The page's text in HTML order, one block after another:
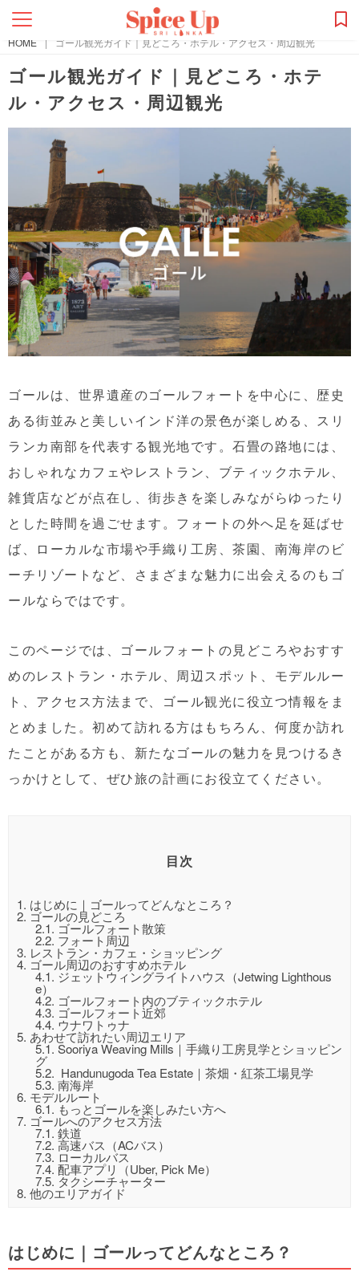
HOME | ゴール観光ガイド｜見どころ・ホテル・アクセス・周辺観光
ゴール観光ガイド｜見どころ・ホテ
ル・アクセス・周辺観光
ゴールは、世界遺産のゴールフォートを中心に、歴史
ある街並みと美しいインド洋の景色が楽しめる、スリ
ランカ南部を代表する観光地です。石畳の路地には、
おしゃれなカフェやレストラン、ブティックホテル、
雑貨店などが点在し、街歩きを楽しみながらゆったり
とした時間を過ごせます。フォートの外へ足を延ばせ
ば、ローカルな市場や手織り工房、茶園、南海岸のビ
ーチリゾートなど、さまざまな魅力に出会えるのもゴ
ールならではです。
このページでは、ゴールフォートの見どころやおすす
めのレストラン・ホテル、周辺スポット、モデルルー
ト、アクセス方法まで、ゴール観光に役立つ情報をま
とめました。初めて訪れる方はもちろん、何度か訪れ
たことがある方も、新たなゴールの魅力を見つけるき
っかけとして、ぜひ旅の計画にお役立てください。
目次
1. はじめに｜ゴールってどんなところ？
2. ゴールの見どころ
2.1. ゴールフォート散策
2.2. フォート周辺
3. レストラン・カフェ・ショッピング
4. ゴール周辺のおすすめホテル
4.1. ジェットウィングライトハウス（Jetwing Lighthous
e）
4.2. ゴールフォート内のブティックホテル
4.3. ゴールフォート近郊
4.4. ウナワトゥナ
5. あわせて訪れたい周辺エリア
5.1. Sooriya Weaving Mills｜手織り工房見学とショッピン
グ
5.2. Handunugoda Tea Estate｜茶畑・紅茶工場見学
5.3. 南海岸
6. モデルルート
6.1. もっとゴールを楽しみたい方へ
7. ゴールへのアクセス方法
7.1. 鉄道
7.2. 高速バス（ACバス）
7.3. ローカルバス
7.4. 配車アプリ（Uber, Pick Me）
7.5. タクシーチャーター
8. 他のエリアガイド
はじめに｜ゴールってどんなところ？